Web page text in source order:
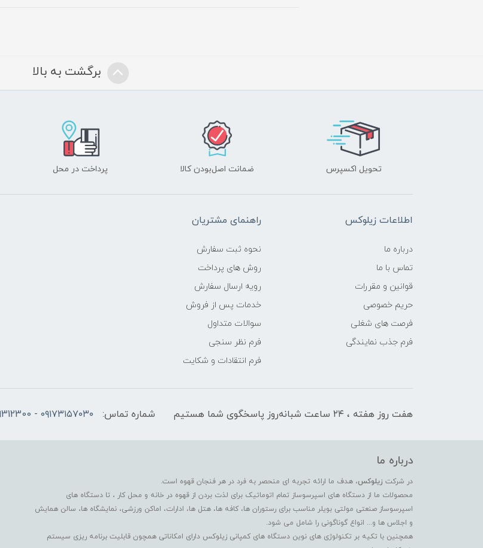
برگشت به بالا
تحویل اکسپرس ضمانت اصل‌بودن کالا پرداخت در محل
اطلاعات زیلوکس
درباره ما
تماس با ما
قوانین و مقررات
حریم خصوصی
فرصت های شغلی
فرم جذب نمایندگی
راهنمای مشتریان
نحوه ثبت سفارش
روش های پرداخت
رویه ارسال سفارش
خدمات پس از فروش
سوالات متداول
فرم نظر سنجی
فرم انتقادات و شکایت
هفت روز هفته ، ۲۴ ساعت شبانه‌روز پاسخگوی شما هستیم شماره تماس: ۰۹۱۷۳۱۵۷۰۳۰ - 09129312300 - 07137742255
درباره ما
در شرکت زیلوکس، هدف ما ارائه تجربه ای منحصر به فرد در هر فنجان قهوه است.
محصولات ما از دستگاه های اسپرسوساز تمام اتوماتیک برای لذت بردن از قهوه در خانه و محل کار ، تا دستگاه های
اسپرسوساز صنعتی مولتی بویلر مناسب برای رستوران ها، کافه ها، هتل ها، ادارات، اماکن ورزشی، نمایشگاه ها، سالن همایش
و اجلاس ها و... انواع گوناگونی را شامل می شود.
همچنین با تکیه بر تکنولوژی های نوین دستگاه های کمپانی زیلوکس دارای امکاناتی همچون قابلیت برنامه ریزی سیستم